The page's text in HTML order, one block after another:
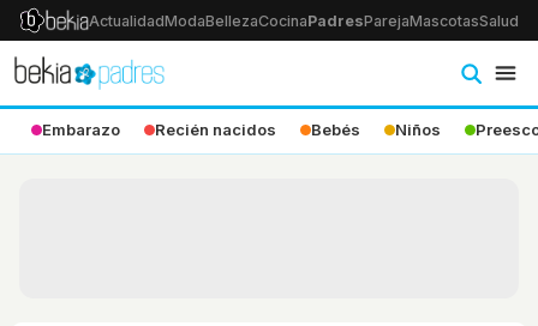
ActualidadModaBellezaCocinaPadresParejaMascotasSalud
Embarazo Recién nacidos Bebés Niños